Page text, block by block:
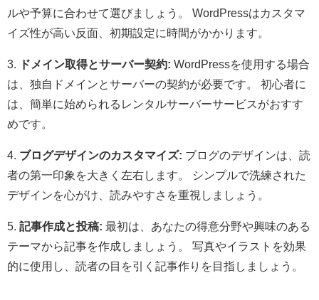
ルや予算に合わせて選びましょう。 WordPressはカスタマ
イズ性が高い反面、初期設定に時間がかかります。
3. ドメイン取得とサーバー契約: WordPressを使用する場合
は、独自ドメインとサーバーの契約が必要です。 初心者に
は、簡単に始められるレンタルサーバーサービスがおすす
めです。
4. ブログデザインのカスタマイズ: ブログのデザインは、読
者の第一印象を大きく左右します。 シンプルで洗練された
デザインを心がけ、読みやすさを重視しましょう。
5. 記事作成と投稿: 最初は、あなたの得意分野や興味のある
テーマから記事を作成しましょう。 写真やイラストを効果
的に使用し、読者の目を引く記事作りを目指しましょう。